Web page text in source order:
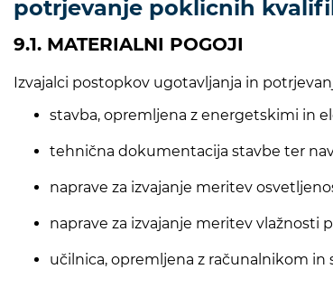
potrjevanje poklicnih
9.1. MATERIALNI POGOJI
Izvajalci postopkov ugotavljanja in
stavba, opremljena z energetskimi in
tehnična dokumentacija stavbe ter
naprave za izvajanje meritev
naprave za izvajanje meritev vlažnosti
učilnica, opremljena z računalnikom